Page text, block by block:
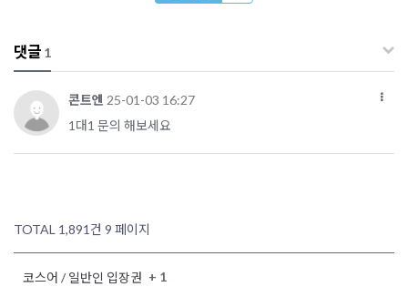
댓글 1
콘트엔 25-01-03 16:27
1대1 문의 해보세요
TOTAL 1,891건 9 페이지
코스어 / 일반인 입장권 + 1